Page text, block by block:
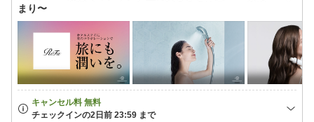
まり〜